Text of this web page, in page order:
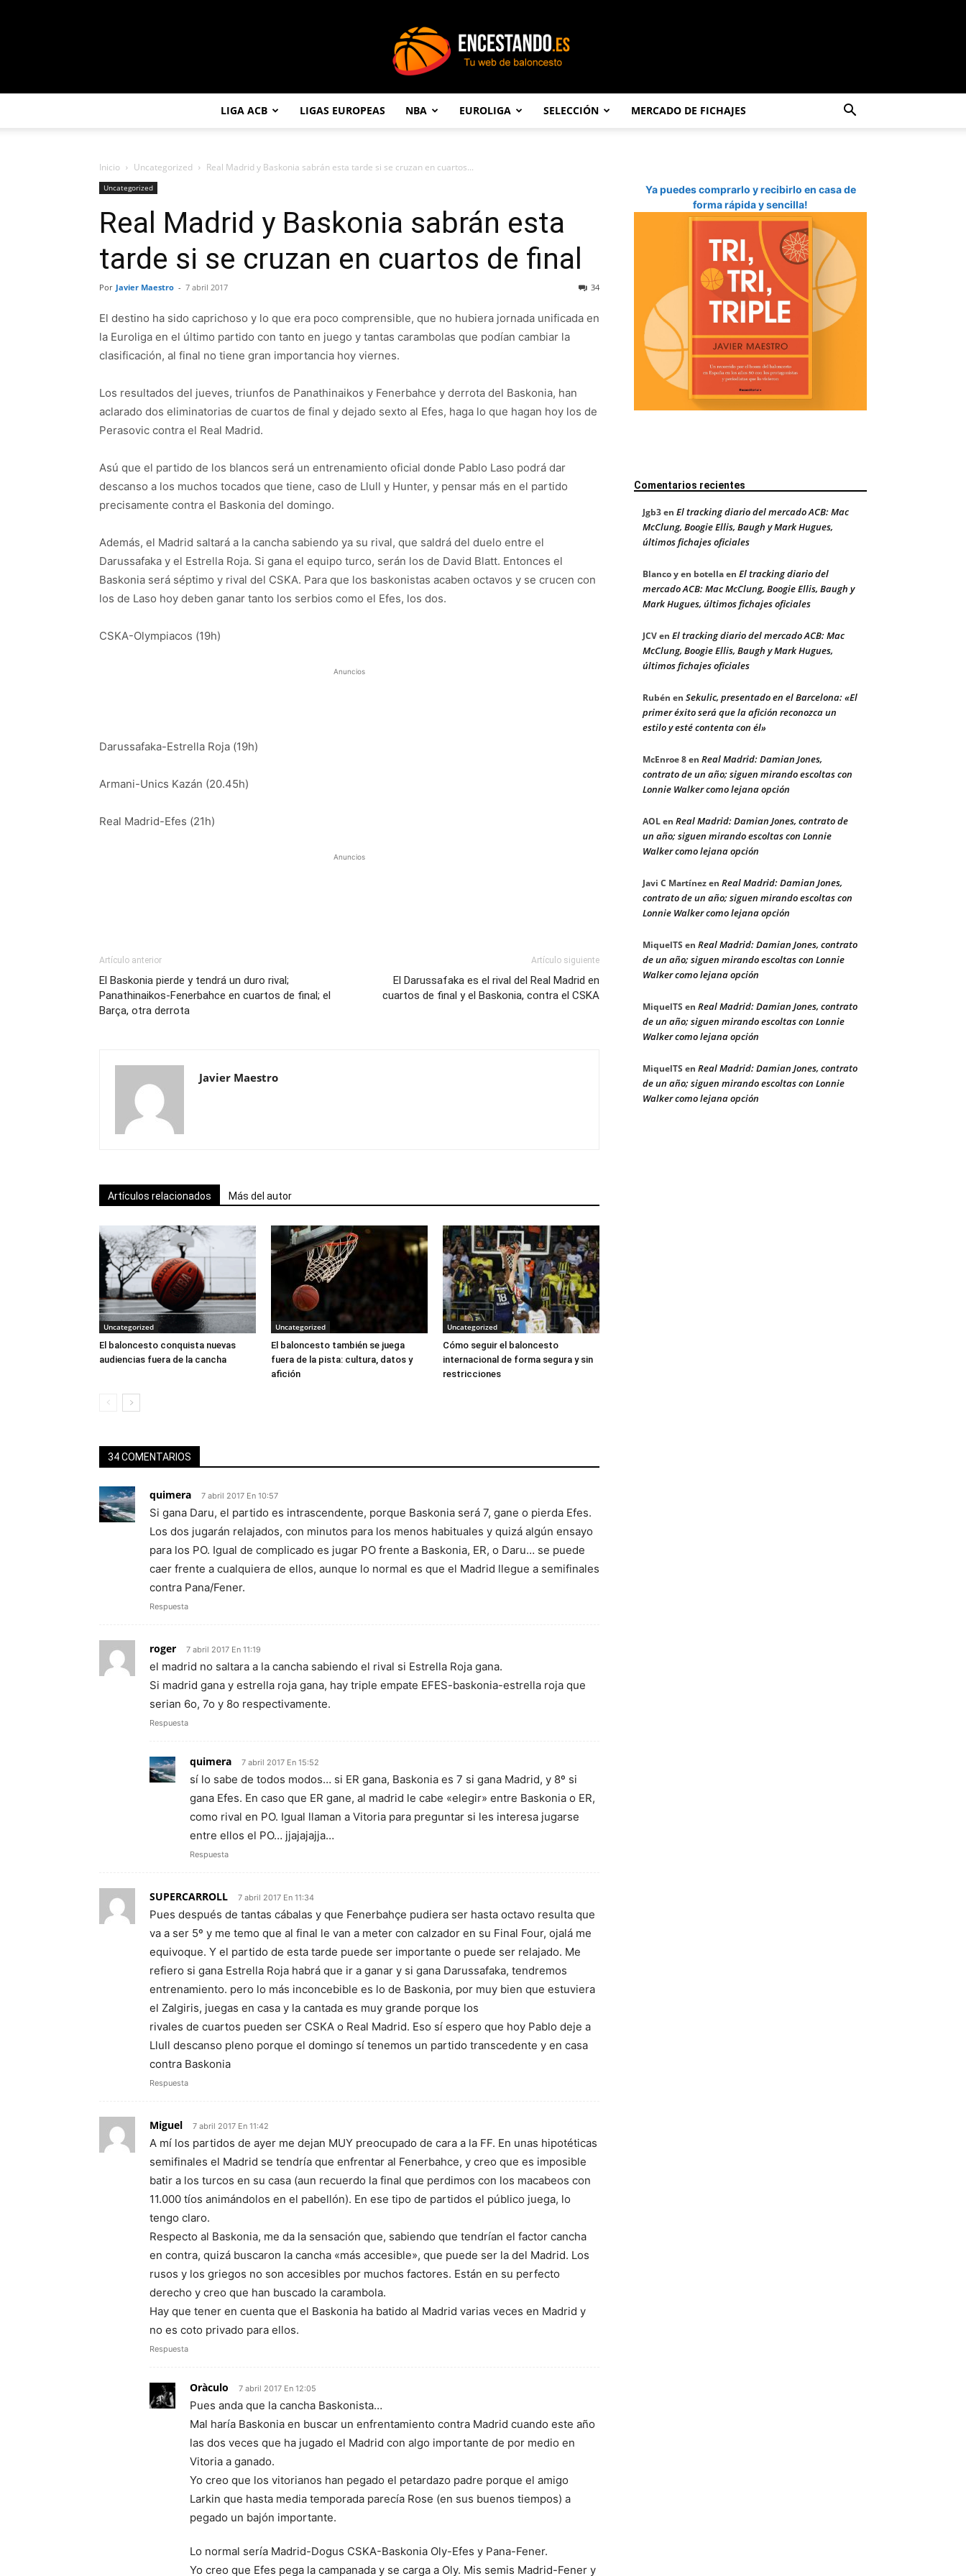
LIGA ACB LIGAS EUROPEAS NBA EUROLIGA SELECCIÓN MERCADO DE FICHAJES
Inicio Uncategorized Real Madrid y Baskonia sabrán esta tarde si se cruzan en cuartos...
Uncategorized
Real Madrid y Baskonia sabrán esta
tarde si se cruzan en cuartos de final
Por Javier Maestro - 7 abril 2017 34
El destino ha sido caprichoso y lo que era poco comprensible, que no hubiera jornada unificada en
la Euroliga en el último partido con tanto en juego y tantas carambolas que podían cambiar la
clasificación, al final no tiene gran importancia hoy viernes.
Los resultados del jueves, triunfos de Panathinaikos y Fenerbahce y derrota del Baskonia, han
aclarado dos eliminatorias de cuartos de final y dejado sexto al Efes, haga lo que hagan hoy los de
Perasovic contra el Real Madrid.
Asú que el partido de los blancos será un entrenamiento oficial donde Pablo Laso podrá dar
descanso a los muchos tocados que tiene, caso de Llull y Hunter, y pensar más en el partido
precisamente contra el Baskonia del domingo.
Además, el Madrid saltará a la cancha sabiendo ya su rival, que saldrá del duelo entre el
Darussafaka y el Estrella Roja. Si gana el equipo turco, serán los de David Blatt. Entonces el
Baskonia será séptimo y rival del CSKA. Para que los baskonistas acaben octavos y se crucen con
los de Laso hoy deben ganar tanto los serbios como el Efes, los dos.
CSKA-Olympiacos (19h)
Anuncios
Darussafaka-Estrella Roja (19h)
Armani-Unics Kazán (20.45h)
Real Madrid-Efes (21h)
Anuncios
Artículo anterior
El Baskonia pierde y tendrá un duro rival;
Panathinaikos-Fenerbahce en cuartos de final; el
Barça, otra derrota
Artículo siguiente
El Darussafaka es el rival del Real Madrid en
cuartos de final y el Baskonia, contra el CSKA
Javier Maestro
Artículos relacionados Más del autor
Uncategorized
El baloncesto conquista nuevas
audiencias fuera de la cancha
Uncategorized
El baloncesto también se juega
fuera de la pista: cultura, datos y
afición
Uncategorized
Cómo seguir el baloncesto
internacional de forma segura y sin
restricciones
34 COMENTARIOS
quimera 7 abril 2017 En 10:57
Si gana Daru, el partido es intrascendente, porque Baskonia será 7, gane o pierda Efes.
Los dos jugarán relajados, con minutos para los menos habituales y quizá algún ensayo
para los PO. Igual de complicado es jugar PO frente a Baskonia, ER, o Daru… se puede
caer frente a cualquiera de ellos, aunque lo normal es que el Madrid llegue a semifinales
contra Pana/Fener.
Respuesta
roger 7 abril 2017 En 11:19
el madrid no saltara a la cancha sabiendo el rival si Estrella Roja gana.
Si madrid gana y estrella roja gana, hay triple empate EFES-baskonia-estrella roja que
serian 6o, 7o y 8o respectivamente.
Respuesta
quimera 7 abril 2017 En 15:52
sí lo sabe de todos modos… si ER gana, Baskonia es 7 si gana Madrid, y 8º si
gana Efes. En caso que ER gane, al madrid le cabe «elegir» entre Baskonia o ER,
como rival en PO. Igual llaman a Vitoria para preguntar si les interesa jugarse
entre ellos el PO… jjajajajja…
Respuesta
SUPERCARROLL 7 abril 2017 En 11:34
Pues después de tantas cábalas y que Fenerbahçe pudiera ser hasta octavo resulta que
va a ser 5º y me temo que al final le van a meter con calzador en su Final Four, ojalá me
equivoque. Y el partido de esta tarde puede ser importante o puede ser relajado. Me
refiero si gana Estrella Roja habrá que ir a ganar y si gana Darussafaka, tendremos
entrenamiento. pero lo más inconcebible es lo de Baskonia, por muy bien que estuviera
el Zalgiris, juegas en casa y la cantada es muy grande porque los
rivales de cuartos pueden ser CSKA o Real Madrid. Eso sí espero que hoy Pablo deje a
Llull descanso pleno porque el domingo sí tenemos un partido transcedente y en casa
contra Baskonia
Respuesta
Miguel 7 abril 2017 En 11:42
A mí los partidos de ayer me dejan MUY preocupado de cara a la FF. En unas hipotéticas
semifinales el Madrid se tendría que enfrentar al Fenerbahce, y creo que es imposible
batir a los turcos en su casa (aun recuerdo la final que perdimos con los macabeos con
11.000 tíos animándolos en el pabellón). En ese tipo de partidos el público juega, lo
tengo claro.
Respecto al Baskonia, me da la sensación que, sabiendo que tendrían el factor cancha
en contra, quizá buscaron la cancha «más accesible», que puede ser la del Madrid. Los
rusos y los griegos no son accesibles por muchos factores. Están en su perfecto
derecho y creo que han buscado la carambola.
Hay que tener en cuenta que el Baskonia ha batido al Madrid varias veces en Madrid y
no es coto privado para ellos.
Respuesta
Oràculo 7 abril 2017 En 12:05
Pues anda que la cancha Baskonista…
Mal haría Baskonia en buscar un enfrentamiento contra Madrid cuando este año
las dos veces que ha jugado el Madrid con algo importante de por medio en
Vitoria a ganado.
Yo creo que los vitorianos han pegado el petardazo padre porque el amigo
Larkin que hasta media temporada parecía Rose (en sus buenos tiempos) a
pegado un bajón importante.
Lo normal sería Madrid-Dogus CSKA-Baskonia Oly-Efes y Pana-Fener.
Yo creo que Efes pega la campanada y se carga a Oly. Mis semis Madrid-Fener y
Ya puedes comprarlo y recibirlo en casa de
forma rápida y sencilla!
Comentarios recientes
Jgb3en El tracking diario del mercado ACB: Mac
McClung, Boogie Ellis, Baugh y Mark Hugues,
últimos fichajes oficiales
Blanco y en botellaen El tracking diario del
mercado ACB: Mac McClung, Boogie Ellis, Baugh y
Mark Hugues, últimos fichajes oficiales
JCVen El tracking diario del mercado ACB: Mac
McClung, Boogie Ellis, Baugh y Mark Hugues,
últimos fichajes oficiales
Rubén en Sekulic, presentado en el Barcelona: «El
primer éxito será que la afición reconozca un
estilo y esté contenta con él»
McEnroe 8en Real Madrid: Damian Jones,
contrato de un año; siguen mirando escoltas con
Lonnie Walker como lejana opción
AOLen Real Madrid: Damian Jones, contrato de
un año; siguen mirando escoltas con Lonnie
Walker como lejana opción
Javi C Martínezen Real Madrid: Damian Jones,
contrato de un año; siguen mirando escoltas con
Lonnie Walker como lejana opción
MiquelTS en Real Madrid: Damian Jones, contrato
de un año; siguen mirando escoltas con Lonnie
Walker como lejana opción
MiquelTS en Real Madrid: Damian Jones, contrato
de un año; siguen mirando escoltas con Lonnie
Walker como lejana opción
MiquelTS en Real Madrid: Damian Jones, contrato
de un año; siguen mirando escoltas con Lonnie
Walker como lejana opción